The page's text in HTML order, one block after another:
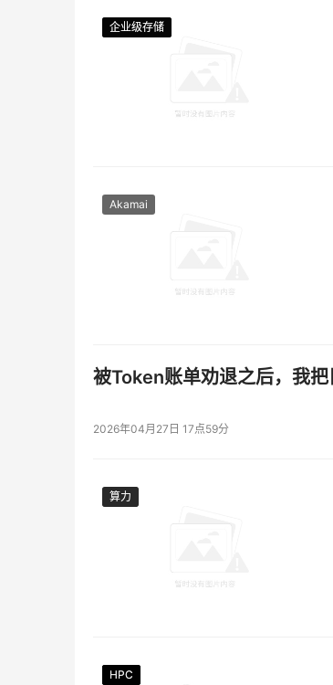
企业级存储
企业级存储
企业级存储
企业级存储
Akamai
被Token账单劝退之后，我
2026年04月27日 17点59分
算力
算力
HPC
HPC
HPC
HPC
HPC
HPC